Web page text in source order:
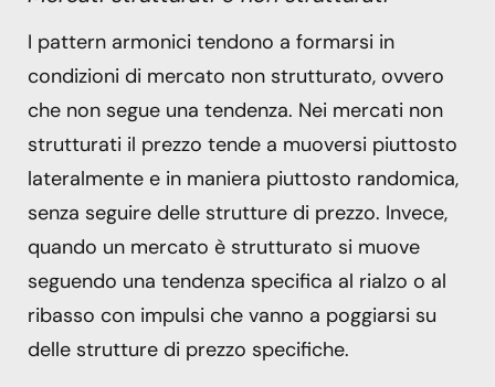
I pattern armonici tendono a formarsi in
condizioni di mercato non strutturato, ovvero
che non segue una tendenza. Nei mercati non
strutturati il prezzo tende a muoversi piuttosto
lateralmente e in maniera piuttosto randomica,
senza seguire delle strutture di prezzo. Invece,
quando un mercato è strutturato si muove
seguendo una tendenza specifica al rialzo o al
ribasso con impulsi che vanno a poggiarsi su
delle strutture di prezzo specifiche.